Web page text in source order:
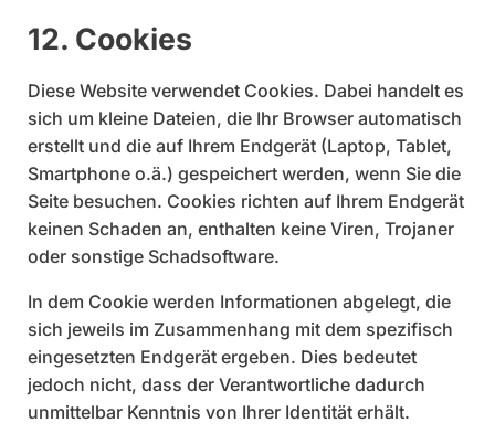
12. Cookies
Diese Website verwendet Cookies. Dabei handelt es
sich um kleine Dateien, die Ihr Browser automatisch
erstellt und die auf Ihrem Endgerät (Laptop, Tablet,
Smartphone o.ä.) gespeichert werden, wenn Sie die
Seite besuchen. Cookies richten auf Ihrem Endgerät
keinen Schaden an, enthalten keine Viren, Trojaner
oder sonstige Schadsoftware.
In dem Cookie werden Informationen abgelegt, die
sich jeweils im Zusammenhang mit dem spezifisch
eingesetzten Endgerät ergeben. Dies bedeutet
jedoch nicht, dass der Verantwortliche dadurch
unmittelbar Kenntnis von Ihrer Identität erhält.